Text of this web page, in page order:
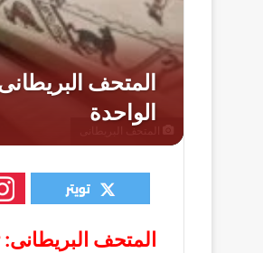
المتحف البريطانى
المتحف البريطانى: تكلفة